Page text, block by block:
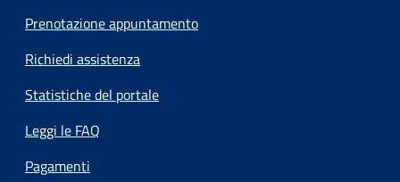
Prenotazione appuntamento
Richiedi assistenza
Statistiche del portale
Leggi le FAQ
Pagamenti